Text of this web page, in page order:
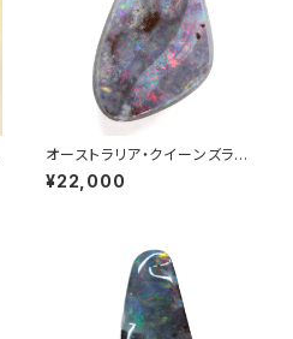
オーストラリア・クイーンズラン
ド産ボルダーオパール 2.35ct
¥22,000